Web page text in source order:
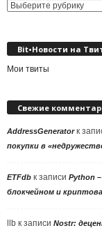
Выбор
Bit•Новости на
Мои твиты
Свежие
AddressGeneratorк
покупки в
ETFdb к записи Python
блокчейном и
llb к записи Nostr: